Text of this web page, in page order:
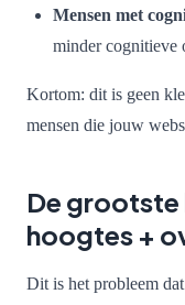
Mensen met
minder cognitieve
Kortom: dit is geen
mensen die jouw
De
hoogtes +
Dit is het probleem